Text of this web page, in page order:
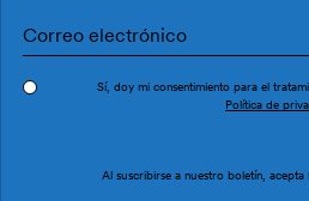
Ref.
Sí, doy mi consentimiento para el
Política de
Al suscribirse a nuestro boletín, acepta